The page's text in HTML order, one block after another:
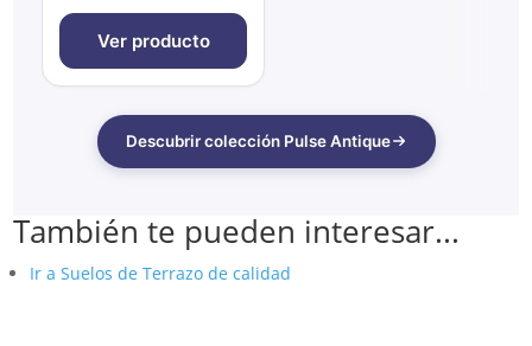
Ver producto
Descubrir colección Pulse Antique
También te pueden interesar...
Ir a Suelos de Terrazo de calidad